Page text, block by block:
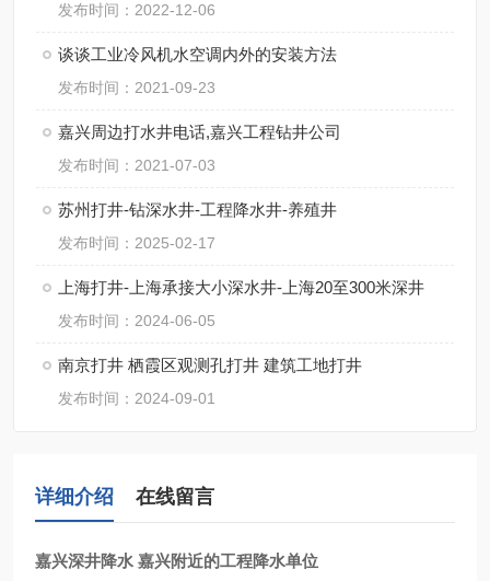
发布时间：2022-12-06
谈谈工业冷风机水空调内外的安装方法
发布时间：2021-09-23
嘉兴周边打水井电话,嘉兴工程钻井公司
发布时间：2021-07-03
苏州打井-钻深水井-工程降水井-养殖井
发布时间：2025-02-17
上海打井-上海承接大小深水井-上海20至300米深井
发布时间：2024-06-05
南京打井 栖霞区观测孔打井 建筑工地打井
发布时间：2024-09-01
详细介绍 在线留言
嘉兴深井降水 嘉兴附近的工程降水单位